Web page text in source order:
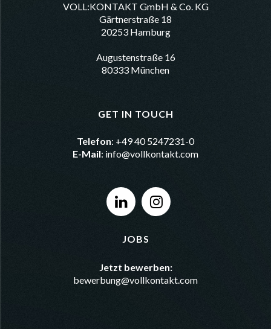
VOLL:KONTAKT GmbH & Co. KG
Gärtnerstraße 18
20253 Hamburg
Augustenstraße 16
80333 München
GET IN TOUCH
Telefon: +49 40 5247231-0
E-Mail: info@vollkontakt.com
JOBS
Jetzt bewerben:
bewerbung@vollkontakt.com